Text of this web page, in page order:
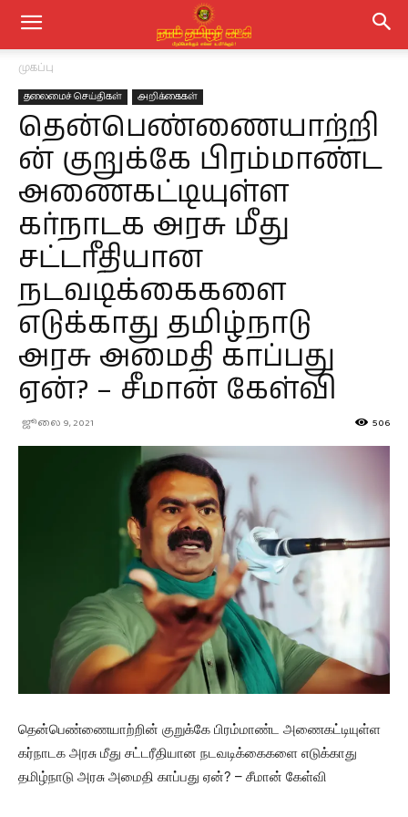
முகப்பு
தலைமைச் செய்திகள் அறிக்கைகள்
தென்பெண்ணையாற்றி
ன் குறுக்கே பிரம்மாண்ட
அணைகட்டியுள்ள
கர்நாடக அரசு மீது
சட்டரீதியான
நடவடிக்கைகளை
எடுக்காது தமிழ்நாடு
அரசு அமைதி காப்பது
ஏன்? – சீமான் கேள்வி
ஜூலை 9, 2021 506
தென்பெண்ணையாற்றின் குறுக்கே பிரம்மாண்ட அணைகட்டியுள்ள
கர்நாடக அரசு மீது சட்டரீதியான நடவடிக்கைகளை எடுக்காது
தமிழ்நாடு அரசு அமைதி காப்பது ஏன்? – சீமான் கேள்வி